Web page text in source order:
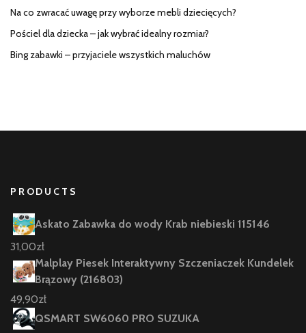
Na co zwracać uwagę przy wyborze mebli dziecięcych?
Pościel dla dziecka – jak wybrać idealny rozmiar?
Bing zabawki – przyjaciele wszystkich maluchów
PRODUCTS
Askato Zabawka do wody Krab niebieski 115146
31,00zł
Malplay Piesek Interaktywny Szczeniaczek Kundelek
Brązowy (216803)
49,90zł
QSMART SW6060 PRO SUZUKA